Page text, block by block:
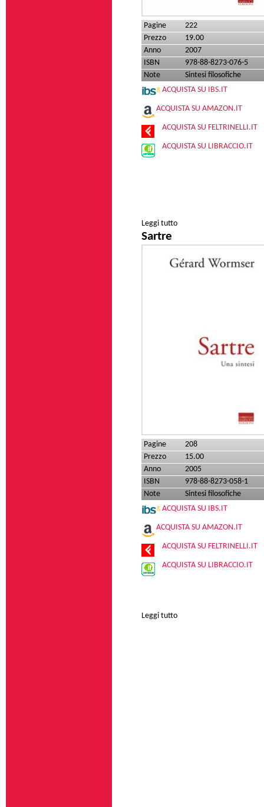
Pagine
222
Prezzo
19.00
Anno
2007
ISBN
978-88-8273-076-5
Note
Sintesi filosofiche
ACQUISTA SU IBS.IT
ACQUISTA SU AMAZON.IT
ACQUISTA SU FELTRINELLI.IT
ACQUISTA SU LIBRACCIO.IT
Leggi tutto
Sartre
Pagine
208
Prezzo
15.00
Anno
2005
ISBN
978-88-8273-058-1
Note
Sintesi filosofiche
ACQUISTA SU IBS.IT
ACQUISTA SU AMAZON.IT
ACQUISTA SU FELTRINELLI.IT
ACQUISTA SU LIBRACCIO.IT
Leggi tutto